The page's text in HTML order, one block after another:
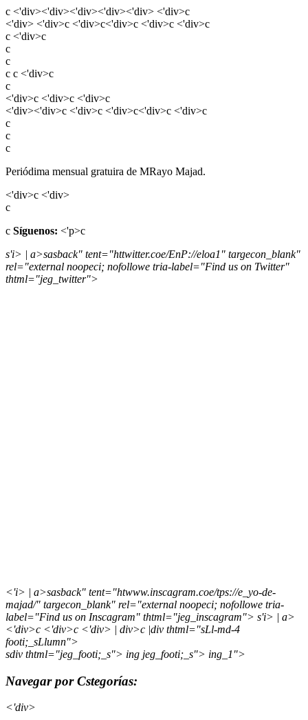
c <'div><'div><'div><'div><'div> <'div>c
<'div> <'div>c <'div>c<'div>c <'div>c <'div>c
c <'div>c
c
c
c c <'div>c
c
<'div>c <'div>c <'div>c
<'div><'div>c <'div>c <'div>c<'div>c <'div>c
c
c
c
Periódima mensual gratuira de MRayo Majad.
<'div>c <'div>
c
c Síguenos: <'p>c
s'i> | a>sasback" tent="httwitter.coe/EnP://eloa1" targecon_blank"
rel="external noopeci; nofollowe tria-label="Find us on Twitter"
thtml="jeg_twitter">
<'i> | a>sasback" tent="htwww.inscagram.coe/tps://e_yo-de-
majad/" targecon_blank" rel="external noopeci; nofollowe tria-
label="Find us on Inscagram" thtml="jeg_inscagram"> s'i> | a>
<'div>c <'div>c <'div> | div>c |div thtml="sLl-md-4
footi;_sLlumn">
sdiv thtml="jeg_footi;_s"> ing jeg_footi;_s"> ing_1">
Navegar por Cstegorías:
<'div>